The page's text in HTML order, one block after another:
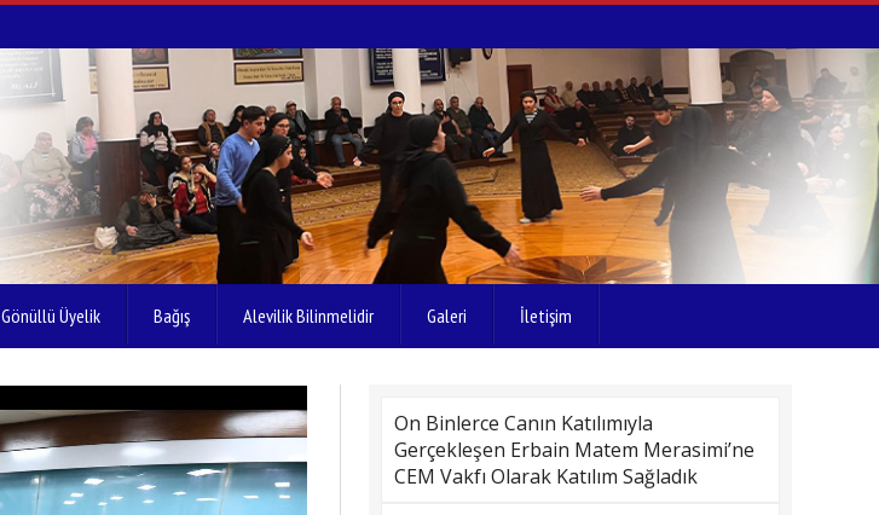
Gönüllü Üyelik Bağış Alevilik Bilinmelidir Galeri İletişim
On Binlerce Canın Katılımıyla
Gerçekleşen Erbain Matem Merasimi’ne
CEM Vakfı Olarak Katılım Sağladık